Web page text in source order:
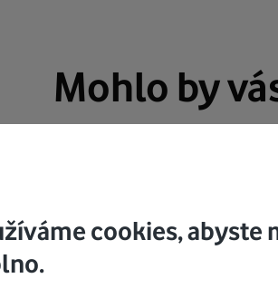
Mohlo by
cookies, abyste